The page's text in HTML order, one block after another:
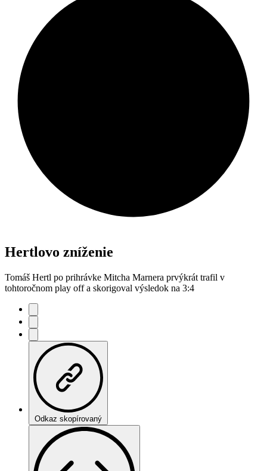
Hertlovo zníženie
Tomáš Hertl po prihrávke Mitcha Marnera prvýkrát trafil v
tohtoročnom play off a skorigoval výsledok na 3:4
Odkaz skopírovaný